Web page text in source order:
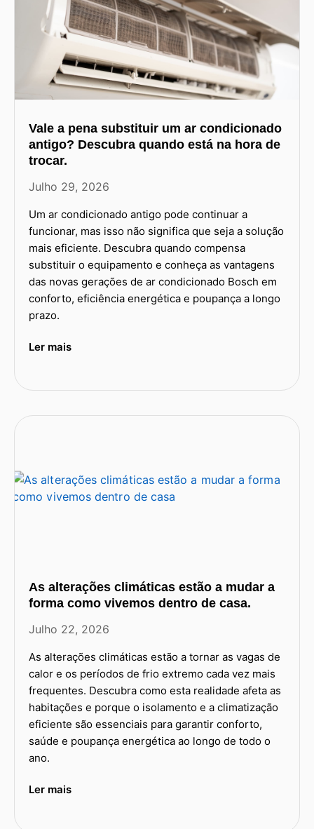
Vale a pena substituir um ar condicionado
antigo? Descubra quando está na hora de
trocar.
Julho 29, 2026
Um ar condicionado antigo pode continuar a
funcionar, mas isso não significa que seja a solução
mais eficiente. Descubra quando compensa
substituir o equipamento e conheça as vantagens
das novas gerações de ar condicionado Bosch em
conforto, eficiência energética e poupança a longo
prazo.
Ler mais
As alterações climáticas estão a mudar a
forma como vivemos dentro de casa.
Julho 22, 2026
As alterações climáticas estão a tornar as vagas de
calor e os períodos de frio extremo cada vez mais
frequentes. Descubra como esta realidade afeta as
habitações e porque o isolamento e a climatização
eficiente são essenciais para garantir conforto,
saúde e poupança energética ao longo de todo o
ano.
Ler mais